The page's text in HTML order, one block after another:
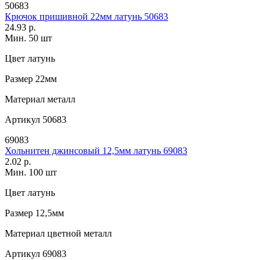
50683
Крючок пришивной 22мм латунь 50683
24.93 р.
Мин. 50 шт
Цвет латунь
Размер 22мм
Материал металл
Артикул 50683
69083
Хольнитен джинсовый 12,5мм латунь 69083
2.02 р.
Мин. 100 шт
Цвет латунь
Размер 12,5мм
Материал цветной металл
Артикул 69083